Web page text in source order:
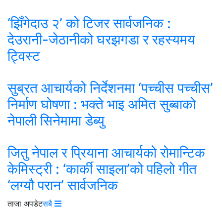
‘झिँगेदाउ २’ को टिजर सार्वजनिक :
देउरानी-जेठानीको घरझगडा र रहस्यमय
ट्विस्ट
सुब्रत आचार्यको निर्देशनमा ‘पच्चीस पच्चीस’
निर्माण घोषणा : भक्ते भाइ अमित सुब्बाको
नेपाली सिनेमामा डेब्यु
जितु नेपाल र प्रियाना आचार्यको रोमान्टिक
केमिस्ट्री : ‘कार्की साइला’को पहिलो गीत
‘लग्यौ परान’ सार्वजनिक
ताजा अपडेटसबै